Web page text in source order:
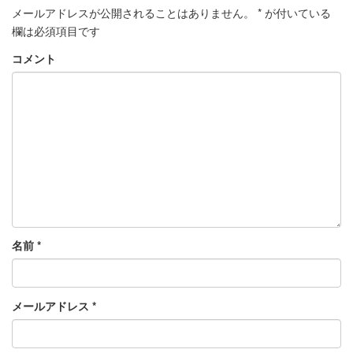
メールアドレスが公開されることはありません。 * が付いている
欄は必須項目です
コメント
名前 *
メールアドレス *